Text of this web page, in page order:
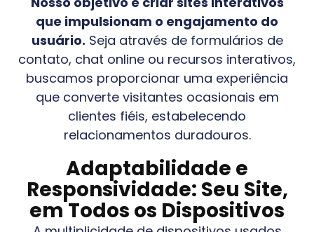
que impulsionam o engajamento do
usuário. Seja através de formulários de
contato, chat online ou recursos interativos,
buscamos proporcionar uma experiência
que converte visitantes ocasionais em
clientes fiéis, estabelecendo
relacionamentos duradouros.
Adaptabilidade e
Responsividade: Seu Site,
em Todos os Dispositivos